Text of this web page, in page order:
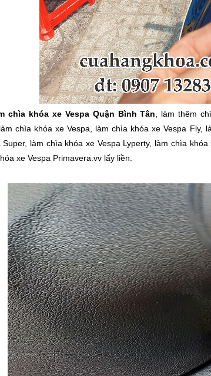
chìa khóa xe Vespa Quận Bình Tân
làm thêm
làm chìa khóa xe Vespa, làm chìa khóa xe Vespa Fly,
Super, làm chìa khóa xe Vespa Lyperty, làm chìa
xe Vespa Primavera.vv lấy liền.